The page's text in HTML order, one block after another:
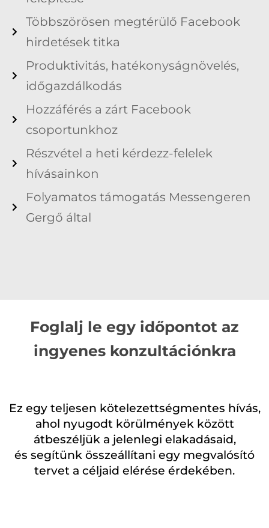
Többszörösen megtérülő Facebook
hirdetések titka
Produktivitás, hatékonyságnövelés,
időgazdálkodás
Hozzáférés a zárt Facebook
csoportunkhoz
Részvétel a heti kérdezz-felelek
hívásainkon
Folyamatos támogatás Messengeren
Gergő által
Foglalj le egy időpontot az
ingyenes konzultációnkra
Ez egy teljesen kötelezettségmentes hívás,
ahol nyugodt körülmények között
átbeszéljük a jelenlegi elakadásaid,
és segítünk összeállítani egy megvalósító
tervet a céljaid elérése érdekében.